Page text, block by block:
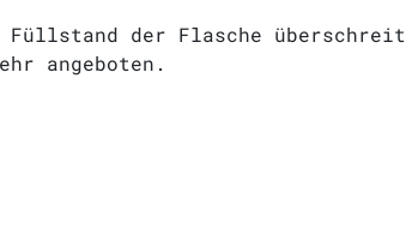
Füllstand der Flasche
angeboten.